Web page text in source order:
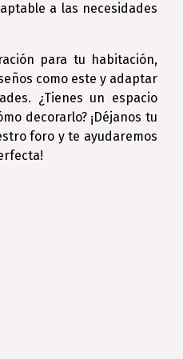
a las necesidades
para tu habitación,
como este y adaptar
¿Tienes un espacio
decorarlo? ¡Déjanos tu
foro y te ayudaremos